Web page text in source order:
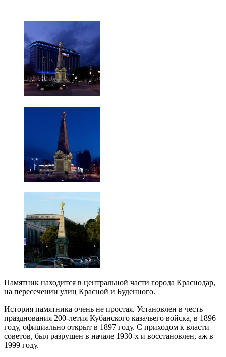
Памятник находится в центральной части города Краснодар,
на пересечении улиц Красной и Буденного.
История памятника очень не простая. Установлен в честь
празднования 200-летия Кубанского казачьего войска, в 1896
году, официально открыт в 1897 году. С приходом к власти
советов, был разрушен в начале 1930-х и восстановлен, аж в
1999 году.